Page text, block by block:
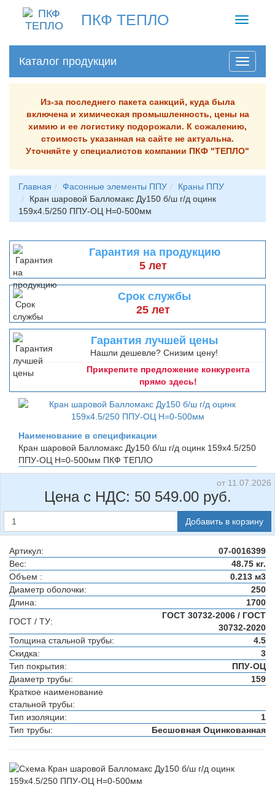
ПКФ ТЕПЛО
Toggle
Каталог продукции
Из-за последнего пакета санкций, куда была
включена и химическая промышленность, цены на
химию и ее логистику подорожали. К сожалению,
стоимость указанная на сайте не актуальна.
Уточняйте у специалистов компании ПКФ "ТЕПЛО"
Главная Фасонные элементы ППУ
Краны ППУ
Кран шаровой Балломакс Ду150 б/ш г/д оцинк
159х4.5/250 ППУ-ОЦ H=0-500мм
Гарантия на продукцию
5 лет
Срок службы
25 лет
Гарантия лучшей цены
Нашли дешевле? Снизим цену!
Прикрепите предложение конкурента
прямо здесь!
Наименование в спецификации
Кран шаровой Балломакс Ду150 б/ш г/д оцинк 159х4.5/250
ППУ-ОЦ H=0-500мм ПКФ ТЕПЛО
от 11.07.2026
Цена с НДС: 50 549.00руб.
Добавить в корзину
Артикул:
07-0016399
Вес:
48.75 кг.
Объем :
0.213 м3
Диаметр оболочки:
250
Длина:
1700
ГОСТ / ТУ:
ГОСТ 30732-2006 / ГОСТ
30732-2020
Толщина стальной трубы:
4.5
Скидка:
3
Тип покрытия:
ППУ-ОЦ
Диаметр трубы:
159
Краткое наименование
стальной трубы:
Тип изоляции:
1
Тип трубы:
Бесшовная Оцинкованная